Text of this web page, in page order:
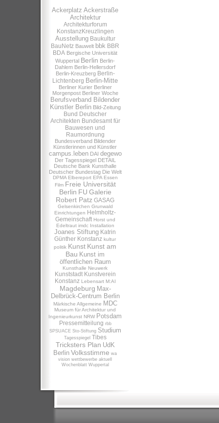
Ackerplatz Ackerstraße
Architektur
Architekturforum
KonstanzKreuzlingen
Ausstellung Baukultur
BauNetz Bauwelt bbk BBR
BDA Bergische Universität
Wuppertal Berlin Berlin-
Dahlem Berlin-Hellersdorf
Berlin-Kreuzberg Berlin-
Lichtenberg Berlin-Mitte
Berliner Kurier Berliner
Morgenpost Berliner Woche
Berufsverband Bildender
Künstler Berlin Bild-Zeitung
Bund Deutscher
Architekten Bundesamt für
Bauwesen und
Raumordnung
Bundesverband Bildender
Künstlerinnen und Künstler
campus.leben DAI degewo
Der Tagesspiegel DETAIL
Deutsche Bank Kunsthalle
Deutscher Bundestag Die Welt
DPMA Elbereport EPA Essen
Film Freie Universität
Berlin FU Galerie
Robert Patz GASAG
Gelsenkirchen Grunwald
Einrichtungen Helmholtz-
Gemeinschaft Horst und
Edeltraut imdc Installation
Joanes Stiftung Katrin
Günther Konstanz kultur
politik Kunst Kunst am
Bau Kunst im
öffentlichen Raum
Kunsthalle Neuwerk
Kunststadt Kunstverein
Konstanz Lebensart M:AI
Magdeburg Max-
Delbrück-Centrum Berlin
Märkische Allgemeine MDC
Museum für Architektur und
Ingenieurkunst NRW Potsdam
Pressemitteilung rbb
SPSUACE Sto-Stiftung Studium
Tagesspiegel Tibes
Tricksters Plan UdK
Berlin Volksstimme wa
vision wettbewerbe aktuell
Wochenblatt Wuppertal